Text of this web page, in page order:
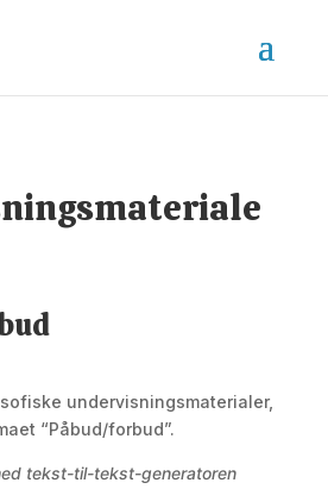
undervisningsmaterialer,
“Påbud/forbud”.
tekst-til-tekst-generatoren